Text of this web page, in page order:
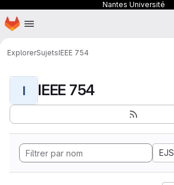
Nantes Université
Passer au contenu principal
Page d'accueil
ExplorerSujetsIEEE 754
I IEEE 754
EJS